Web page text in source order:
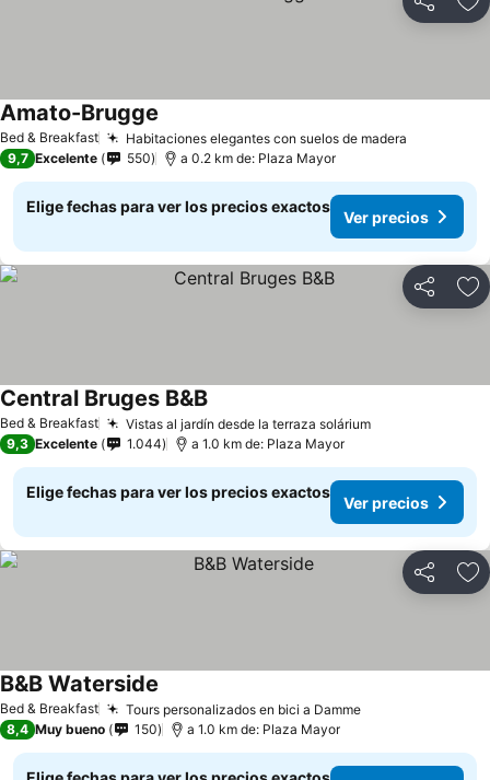
Compartir
Bed & Breakfast Habitaciones elegantes con suelos de madera
Amato-Brugge
9,7 Excelente 550 a 0.2 km de: Plaza Mayor
Elige fechas para ver los precios exactos
Ver precios
Compartir
Bed & Breakfast Vistas al jardín desde la terraza soláriumVer precios
Central Bruges B&BVer precios
9,3 Excelente 1.044 a 1.0 km de: Plaza Mayor
Elige fechas para ver los precios exactos
Ver precios
Compartir
Bed & Breakfast Tours personalizados en bici a DammeVer precios
B&B Waterside
8,4 Muy bueno 150 a 1.0 km de: Plaza Mayor